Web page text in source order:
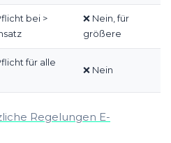
bei >
❌ Nein, für
größere
für alle
❌ Nein
Regelungen E-